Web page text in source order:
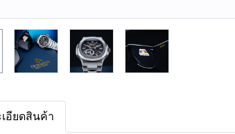
เอียดสินค้า